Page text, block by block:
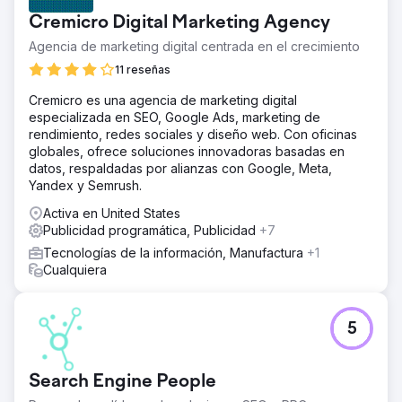
nuestra estrategia, lo que nos permitió captar una cuota
de mercado significativa e impulsar conversiones
sustanciales en el comercio electrónico.
El resultado
La campaña generó 30,4 millones de impresiones y logró
9973 ventas en línea en 90 días, lo que generó más de
$523 575 en ingresos por comercio electrónico.
Obtuvimos un CPA excepcionalmente bajo de $3,40, muy
por debajo de los promedios de la industria, y obtuvimos
un ROAS de 4,1x. El éxito del piloto llevó a que nuestra
agencia recibiera el presupuesto completo de publicidad
programática y de display, optimizando aún más la
campaña y estableciendo un nuevo punto de referencia
para los lanzamientos de comercio electrónico.
Cremicro Digital Marketing Agency
Agencia de marketing digital centrada en el crecimiento
11 reseñas
Cremicro es una agencia de marketing digital
especializada en SEO, Google Ads, marketing de
rendimiento, redes sociales y diseño web. Con oficinas
globales, ofrece soluciones innovadoras basadas en
datos, respaldadas por alianzas con Google, Meta,
Yandex y Semrush.
Activa en United States
Publicidad programática, Publicidad +7
Tecnologías de la información, Manufactura +1
Cualquiera
Search Engine People
5